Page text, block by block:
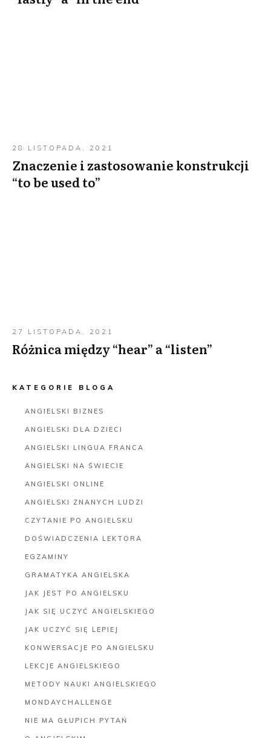
28 LISTOPADA, 2021
Znaczenie i zastosowanie konstrukcji
“to be used to”
27 LISTOPADA, 2021
Różnica między “hear” a “listen”
KATEGORIE BLOGA
ANGIELSKI BIZNES
ANGIELSKI DLA DZIECI
ANGIELSKI LINGUA FRANCA
ANGIELSKI NA ŚWIECIE
ANGIELSKI ONLINE
ANGIELSKI ZNANYCH LUDZI
CZYTANIE PO ANGIELSKU
DOŚWIADCZENIA LEKTORA
EGZAMINY
GRAMATYKA ANGIELSKA
JAK JEST PO ANGIELSKU
JAK SIĘ UCZYĆ ANGIELSKIEGO
JAK UCZYĆ SIĘ LEPIEJ
KONWERSACJE PO ANGIELSKU
LEKCJE ANGIELSKIEGO
METODY NAUKI ANGIELSKIEGO
MONDAYCHALLENGE
NIE MA GŁUPICH PYTAŃ